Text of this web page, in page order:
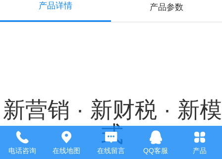
产品详情 产品参数
新营销 · 新财税 · 新模
式
电话咨询 在线地图 在线留言 QQ客服 产品